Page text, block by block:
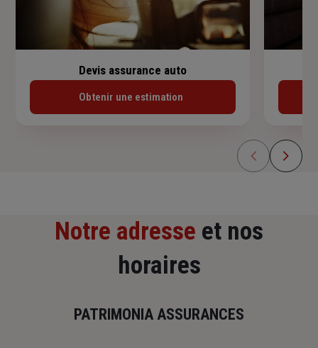
Devis assurance auto
Obtenir une estimation
Notre adresse et nos
horaires
PATRIMONIA ASSURANCES